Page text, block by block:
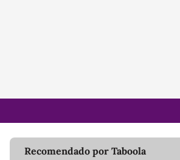
Recomendado por Taboola